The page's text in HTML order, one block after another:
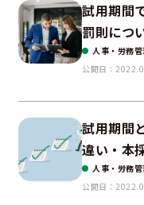
試用期間
罰則につ
人事・労務管
公開日：
試用期間
違い・本
人事・労務管
公開日：